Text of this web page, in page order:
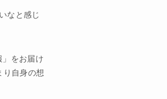
なと感じ
をお届け
り自身の想